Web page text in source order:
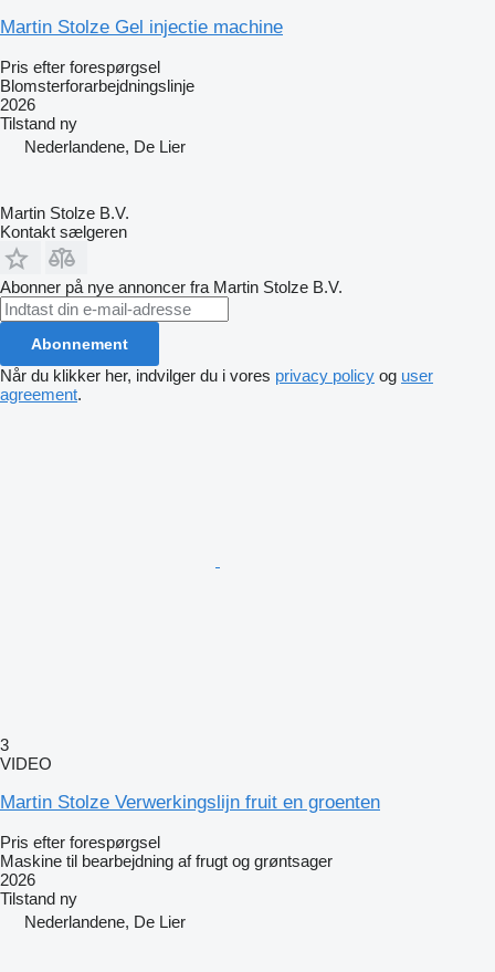
Martin Stolze Gel injectie machine
Pris efter forespørgsel
Blomsterforarbejdningslinje
2026
Tilstand ny
Nederlandene, De Lier
Martin Stolze B.V.
Kontakt sælgeren
Abonner på nye annoncer fra Martin Stolze B.V.
Abonnement
Når du klikker her, indvilger du i vores privacy policy og user
agreement.
3
VIDEO
Martin Stolze Verwerkingslijn fruit en groenten
Pris efter forespørgsel
Maskine til bearbejdning af frugt og grøntsager
2026
Tilstand ny
Nederlandene, De Lier